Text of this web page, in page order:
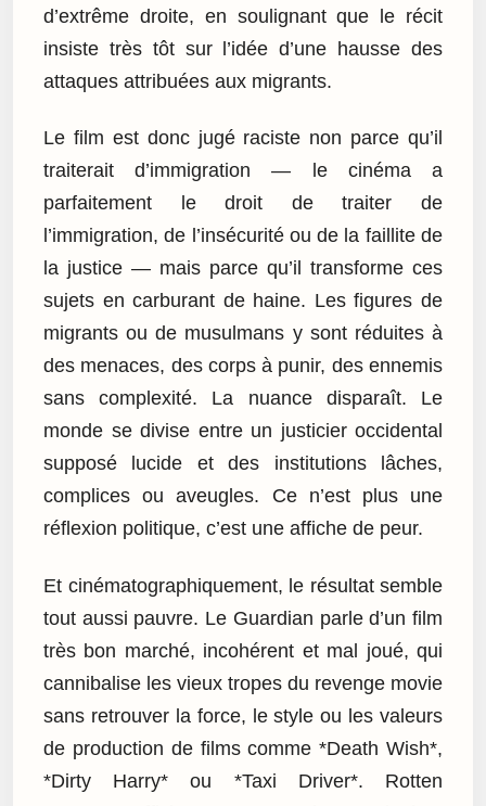
d’extrême droite, en soulignant que le récit
insiste très tôt sur l’idée d’une hausse des
attaques attribuées aux migrants.
Le film est donc jugé raciste non parce qu’il
traiterait d’immigration — le cinéma a
parfaitement le droit de traiter de
l’immigration, de l’insécurité ou de la faillite de
la justice — mais parce qu’il transforme ces
sujets en carburant de haine. Les figures de
migrants ou de musulmans y sont réduites à
des menaces, des corps à punir, des ennemis
sans complexité. La nuance disparaît. Le
monde se divise entre un justicier occidental
supposé lucide et des institutions lâches,
complices ou aveugles. Ce n’est plus une
réflexion politique, c’est une affiche de peur.
Et cinématographiquement, le résultat semble
tout aussi pauvre. Le Guardian parle d’un film
très bon marché, incohérent et mal joué, qui
cannibalise les vieux tropes du revenge movie
sans retrouver la force, le style ou les valeurs
de production de films comme *Death Wish*,
*Dirty Harry* ou *Taxi Driver*. Rotten